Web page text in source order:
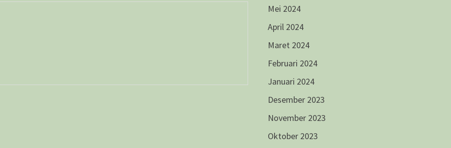
Mei 2024
April 2024
Maret 2024
Februari 2024
Januari 2024
Desember 2023
November 2023
Oktober 2023